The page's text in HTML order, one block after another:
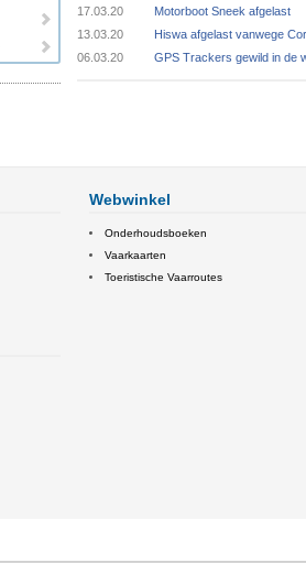
17.03.20
Motorboot Sneek afgelast
13.03.20
Hiswa afgelast vanwege
06.03.20
GPS Trackers gewild in de
Webwinkel
Onderhoudsboeken
Vaarkaarten
Toeristische Vaarroutes